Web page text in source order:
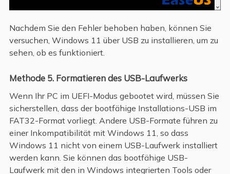
Nachdem Sie den Fehler behoben haben, können Sie
versuchen, Windows 11 über USB zu installieren, um zu
sehen, ob es funktioniert.
Methode 5. Formatieren des USB-Laufwerks
Wenn Ihr PC im UEFI-Modus gebootet wird, müssen Sie
sicherstellen, dass der bootfähige Installations-USB im
FAT32-Format vorliegt. Andere USB-Formate führen zu
einer Inkompatibilität mit Windows 11, so dass
Windows 11 nicht von einem USB-Laufwerk installiert
werden kann. Sie können das bootfähige USB-
Laufwerk mit den in Windows integrierten Tools oder